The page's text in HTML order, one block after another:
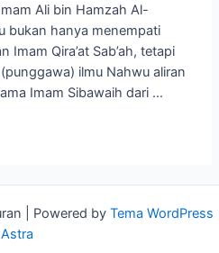
Ali bin Hamzah Al-
bukan hanya menempati
Imam Qira’at Sab’ah, tetapi
ilmu Nahwu aliran
Imam Sibawaih dari …
| Powered by Tema WordPress
Astra